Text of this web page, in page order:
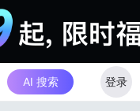
AI 搜索 登录